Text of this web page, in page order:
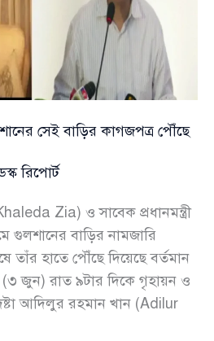
সেই বাড়ির কাগজপত্র পৌঁছে
রিপোর্ট
Zia) ও সাবেক প্রধানমন্ত্রী
গুলশানের বাড়ির নামজারি
তাঁর হাতে পৌঁছে দিয়েছে বর্তমান
(৩ জুন) রাত ৯টার দিকে গৃহায়ন ও
আদিলুর রহমান খান (Adilur